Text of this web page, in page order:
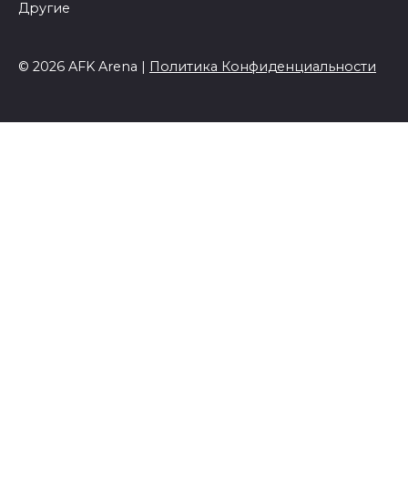
Другие
© 2026 AFK Arena | Политика Конфиденциальности